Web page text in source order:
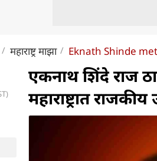
महाराष्ट्र माझा Eknath Shinde
एकनाथ शिंदे राज
महाराष्ट्रात